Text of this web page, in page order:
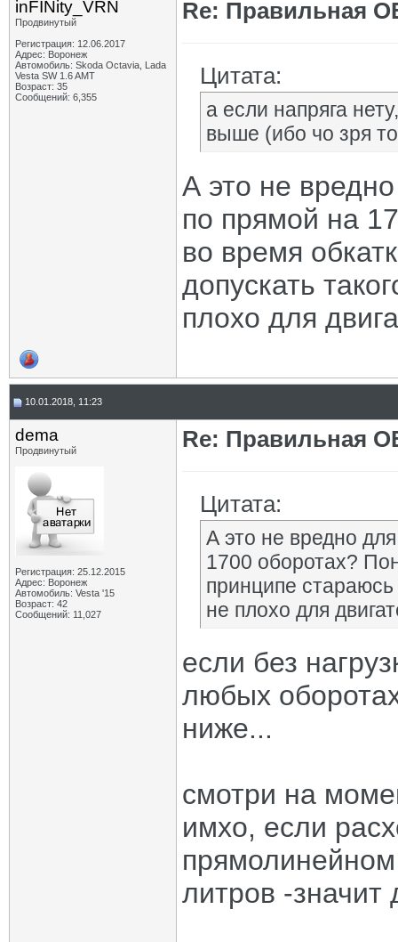
inFINity_VRN
Продвинутый
Регистрация: 12.06.2017
Адрес: Воронеж
Автомобиль: Skoda Octavia, Lada
Vesta SW 1.6 AMT
Возраст: 35
Сообщений: 6,355
Re: Правильная
Цитата:
а если напряга
выше (ибо чо зря
А это не
по прямой на
во время
допускать
плохо для
10.01.2018, 11:23
dema
Продвинутый
Регистрация: 25.12.2015
Адрес: Воронеж
Автомобиль: Vesta '15
Возраст: 42
Сообщений: 11,027
Re: Правильная
Цитата:
А это не вредно
1700 оборотах?
принципе стараюсь
не плохо для
если без
любых
ниже...
смотри на
имхо, если
литров -значит